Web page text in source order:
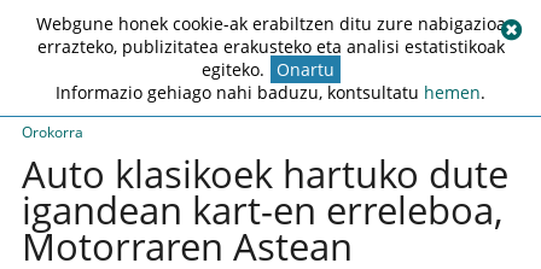
Orokorra
Auto klasikoek hartuko dute
igandean kart-en erreleboa,
Motorraren Astean
Webgune honek cookie-ak erabiltzen ditu zure nabigazioa
errazteko, publizitatea erakusteko eta analisi estatistikoak
egiteko. Onartu
Informazio gehiago nahi baduzu, kontsultatu hemen.